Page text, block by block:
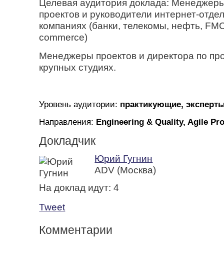
Целевая аудитория доклада:
проектов и руководители интернет-
компаниях (банки, телекомы, нефть,
commerce)
Менеджеры проектов и директора по
крупных студиях.
Уровень аудитории: практикующие,
Направления: Engineering & Quality, Agile
Докладчик
Юрий Гугнин
ADV (Москва)
На доклад идут:4
Tweet
Комментарии